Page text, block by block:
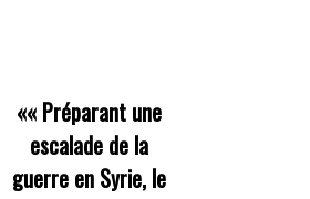
«« Préparant une
escalade de la
guerre en Syrie, le